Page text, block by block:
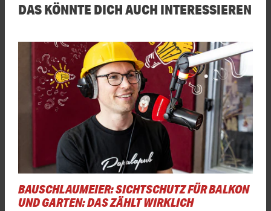
DAS KÖNNTE DICH AUCH INTERESSIEREN
BAUSCHLAUMEIER: SICHTSCHUTZ FÜR BALKON
UND GARTEN: DAS ZÄHLT WIRKLICH